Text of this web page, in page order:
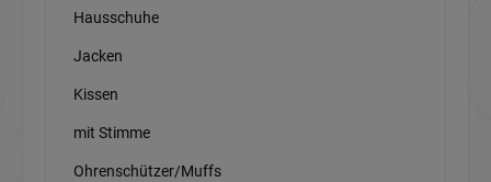
Hausschuhe
Jacken
Kissen
mit Stimme
Ohrenschützer/Muffs